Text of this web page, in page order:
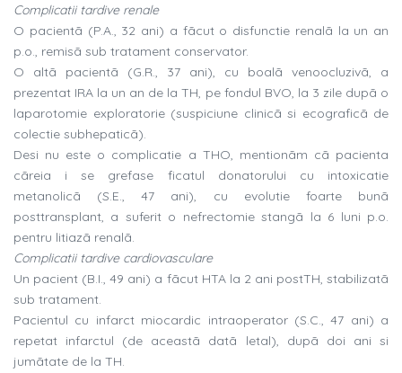
Complicatii tardive renale
O pacientã (P.A., 32 ani) a fãcut o disfunctie renalã la un an
p.o., remisã sub tratament conservator.
O altã pacientã (G.R., 37 ani), cu boalã venoocluzivã, a
prezentat IRA la un an de la TH, pe fondul BVO, la 3 zile dupã o
laparotomie exploratorie (suspiciune clinicã si ecograficã de
colectie subhepaticã).
Desi nu este o complicatie a THO, mentionãm cã pacienta
cãreia i se grefase ficatul donatorului cu intoxicatie
metanolicã (S.E., 47 ani), cu evolutie foarte bunã
posttransplant, a suferit o nefrectomie stangã la 6 luni p.o.
pentru litiazã renalã.
Complicatii tardive cardiovasculare
Un pacient (B.I., 49 ani) a fãcut HTA la 2 ani postTH, stabilizatã
sub tratament.
Pacientul cu infarct miocardic intraoperator (S.C., 47 ani) a
repetat infarctul (de aceastã datã letal), dupã doi ani si
jumãtate de la TH.